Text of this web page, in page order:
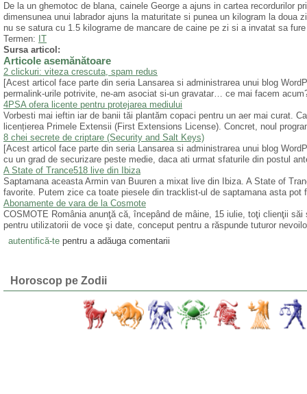
De la un ghemotoc de blana, cainele George a ajuns in cartea recordurilor
dimensunea unui labrador ajuns la maturitate si punea un kilogram la doua
nu se satura cu 1.5 kilograme de mancare de caine pe zi si a invatat sa
Termen: IT
Sursa articol:
Articole asemănătoare
2 clickuri: viteza crescuta, spam redus
[Acest articol face parte din seria Lansarea si administrarea unui blog
permalink-urile potrivite, ne-am asociat si-un gravatar… ce mai facem
4PSA ofera licente pentru protejarea mediului
Vorbesti mai ieftin iar de banii tăi plantăm copaci pentru un aer mai curat.
licențierea Primele Extensii (First Extensions License). Concret, noul
8 chei secrete de criptare (Security and Salt Keys)
[Acest articol face parte din seria Lansarea si administrarea unui blog
cu un grad de securizare peste medie, daca ati urmat sfaturile din postul
A State of Trance518 live din Ibiza
Saptamana aceasta Armin van Buuren a mixat live din Ibiza. A State of
favorite. Putem zice ca toate piesele din tracklist-ul de saptamana asta
Abonamente de vara de la Cosmote
COSMOTE România anunţă că, începând de mâine, 15 iulie, toţi clienţii
pentru utilizatorii de voce şi date, conceput pentru a răspunde tuturor
autentifică-tepentru a adăuga comentarii
Horoscop pe Zodii